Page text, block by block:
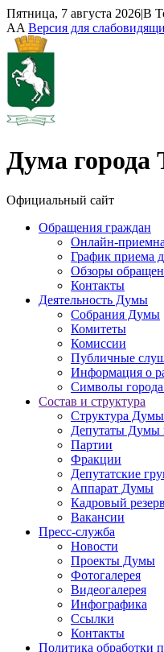
Пятница, 7 августа 2026|В
AA Версия для
Дума города
Официальный сайт
Обращения граждан
Онлайн-
График приема
Обзоры
Контакты
Деятельность Думы
Собрания Думы
Комитеты
Комиссии
Публичные
Информация о
Символы
Состав и структура
Структура Думы
Депутаты Думы
Партии
Фракции
Депутатские
Аппарат Думы
Кадровый резерв
Вакансии
Пресс-служба
Новости
Проекты Думы
Фотогалерея
Видеогалерея
Инфографика
Ссылки
Контакты
Политика обработки